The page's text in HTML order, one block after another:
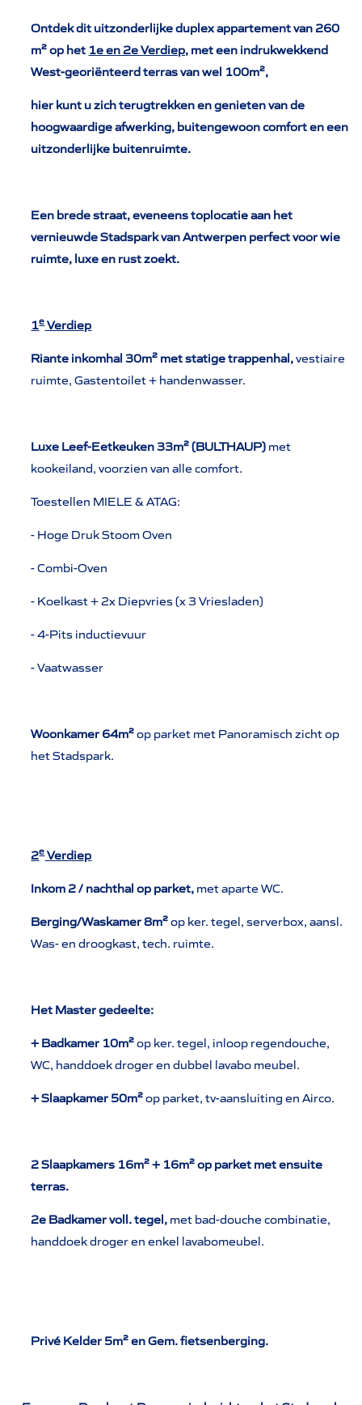
Ontdek dit uitzonderlijke duplex appartement van 260
m² op het 1e en 2e Verdiep, met een indrukwekkend
West-georiënteerd terras van wel 100m²,
hier kunt u zich terugtrekken en genieten van de
hoogwaardige afwerking, buitengewoon comfort en een
uitzonderlijke buitenruimte.
Een brede straat, eveneens toplocatie aan het
vernieuwde Stadspark van Antwerpen perfect voor wie
ruimte, luxe en rust zoekt.
1eVerdiep
Riante inkomhal 30m² met statige trappenhal,vestiaire
ruimte, Gastentoilet + handenwasser.
Luxe Leef-Eetkeuken 33m² (BULTHAUP) met
kookeiland, voorzien van alle comfort.
Toestellen MIELE & ATAG:
- Hoge Druk Stoom Oven
- Combi-Oven
- Koelkast + 2x Diepvries (x 3 Vriesladen)
- 4-Pits inductievuur
- Vaatwasser
Woonkamer 64m²op parket met Panoramisch zicht op
het Stadspark.
2eVerdiep
Inkom 2 / nachthal op parket, met aparte WC.
Berging/Waskamer 8m²op ker. tegel, serverbox, aansl.
Was- en droogkast, tech. ruimte.
Het Master gedeelte:
+ Badkamer 10m²op ker. tegel, inloop regendouche,
WC, handdoek droger en dubbel lavabo meubel.
+ Slaapkamer 50m²op parket, tv-aansluiting en Airco.
2 Slaapkamers 16m² + 16m² op parket met ensuite
terras.
2e Badkamer voll. tegel, met bad-douche combinatie,
handdoek droger en enkel lavabomeubel.
Privé Kelder 5m² en Gem. fietsenberging.